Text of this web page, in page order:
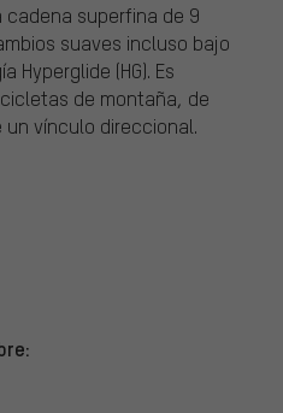
cadena superfina de 9
suaves incluso bajo
Hyperglide (HG). Es
de montaña, de
un vínculo direccional.